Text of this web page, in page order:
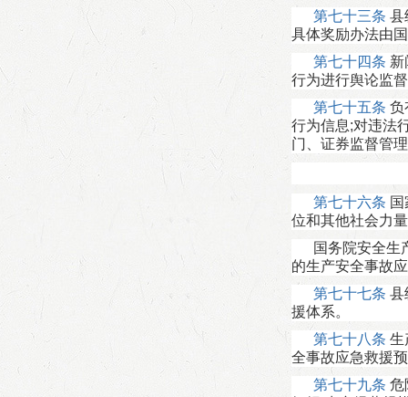
第七十三条 县
具体奖励办法由
第七十四条 新
行为进行舆论监
第七十五条 负
行为信息;对违法
门、证券监督管
第七十六条
位和其他社会力
国务院安全生
的生产安全事故
第七十七条 县
援体系。
第七十八条 生
全事故应急救援
第七十九条 危